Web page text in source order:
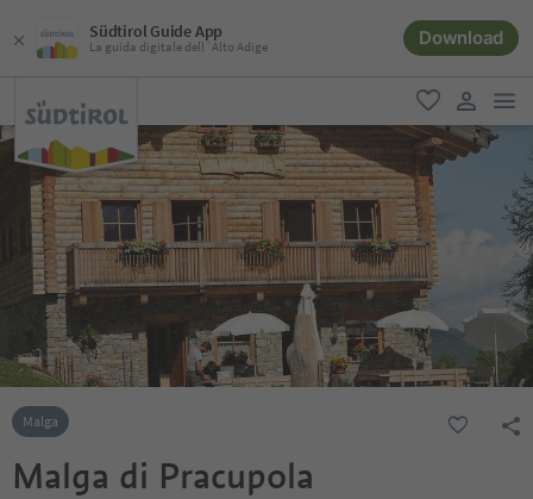
Südtirol Guide App
La guida digitale dell´Alto Adige Download
favoriti
user link
Malga
Malga di Pracupola